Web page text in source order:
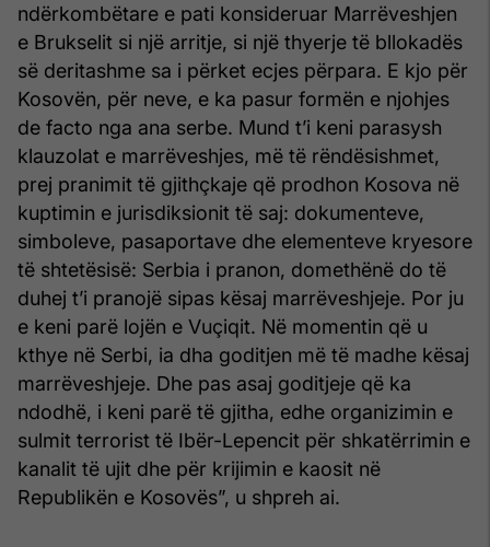
ndërkombëtare e pati konsideruar Marrëveshjen
e Brukselit si një arritje, si një thyerje të bllokadës
së deritashme sa i përket ecjes përpara. E kjo për
Kosovën, për neve, e ka pasur formën e njohjes
de facto nga ana serbe. Mund t’i keni parasysh
klauzolat e marrëveshjes, më të rëndësishmet,
prej pranimit të gjithçkaje që prodhon Kosova në
kuptimin e jurisdiksionit të saj: dokumenteve,
simboleve, pasaportave dhe elementeve kryesore
të shtetësisë: Serbia i pranon, domethënë do të
duhej t’i pranojë sipas kësaj marrëveshjeje. Por ju
e keni parë lojën e Vuçiqit. Në momentin që u
kthye në Serbi, ia dha goditjen më të madhe kësaj
marrëveshjeje. Dhe pas asaj goditjeje që ka
ndodhë, i keni parë të gjitha, edhe organizimin e
sulmit terrorist të Ibër-Lepencit për shkatërrimin e
kanalit të ujit dhe për krijimin e kaosit në
Republikën e Kosovës”, u shpreh ai.